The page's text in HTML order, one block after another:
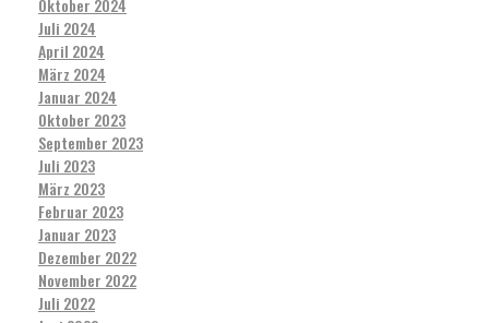
Juli 2024
April 2024
März 2024
Januar 2024
Oktober 2023
September 2023
Juli 2023
März 2023
Februar 2023
Januar 2023
Dezember 2022
November 2022
Juli 2022